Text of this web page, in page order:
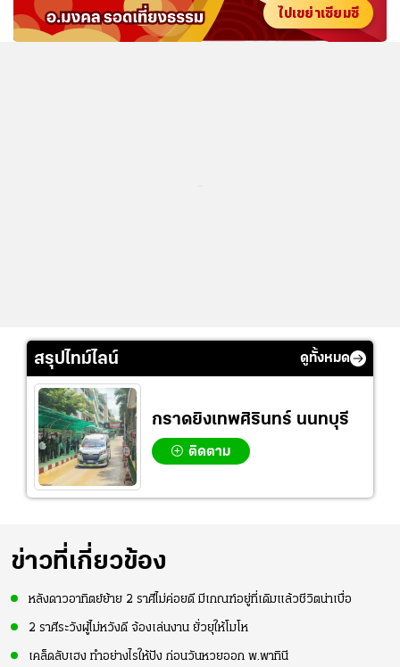
ไปเขย่าเซียมซี
สรุปไทม์ไลน์ ดูทั้งหมด
กราดยิงเทพศิรินทร์ นนทบุรี
ติดตาม
ข่าวที่เกี่ยวข้อง
หลังดาวอาทิตย์ย้าย 2 ราศีไม่ค่อยดี มีเกณฑ์อยู่ที่เดิมแล้วชีวิตน่าเบื่อ
2 ราศีระวังผู้ไม่หวังดี จ้องเล่นงาน ยั่วยุให้โมโห
เคล็ดลับเฮง ทำอย่างไรให้ปัง ก่อนวันหวยออก พ.พาทินี